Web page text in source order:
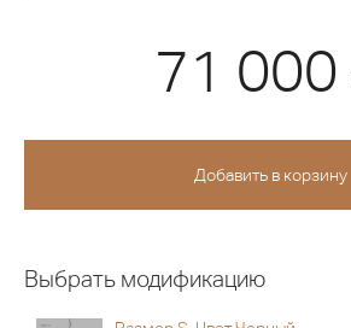
71 000
Выбрать модификацию